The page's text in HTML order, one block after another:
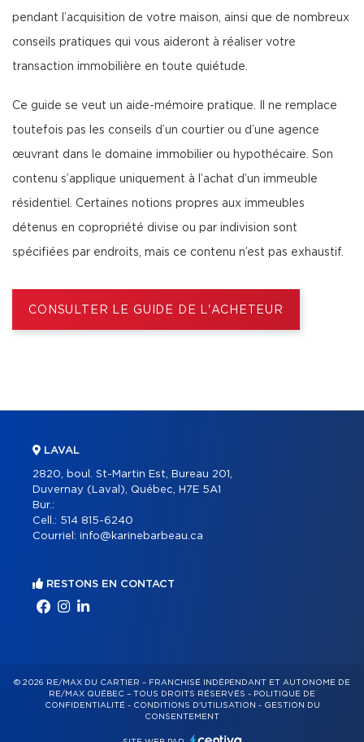
pendant l’acquisition de votre maison, ainsi que de nombreux
conseils pratiques qui vous aideront à réaliser votre
transaction immobilière en toute quiétude.
Ce guide se veut un aide-mémoire pratique. Il ne remplace
toutefois pas les conseils d’un courtier ou d’une agence
œuvrant dans le domaine immobilier ou hypothécaire. Son
contenu s’applique uniquement à l’achat d’un immeuble
résidentiel. Certaines notions propres aux immeubles
détenus en copropriété divise ou par indivision sont
spécifiées par endroits, mais ce contenu n’est pas exhaustif.
CONSULTER LE GUIDE DE L'ACHETEUR
LAVAL
2820, boul. St-Martin Est, Bureau 201,
Duvernay (Laval), Québec, H7E 5A1
Bur.:
Cell.: 514 815-6240
Courriel: info@karinebarbeau.ca
RESTONS EN CONTACT
© 2026 RE/MAX DU CARTIER – FRANCHISÉ INDÉPENDANT ET AUTONOME DE
RE/MAX QUÉBEC – TOUS DROITS RÉSERVÉS - POLITIQUE DE
CONFIDENTIALITÉ- CONDITIONS D'UTILISATION - GESTION DU
CONSENTEMENT